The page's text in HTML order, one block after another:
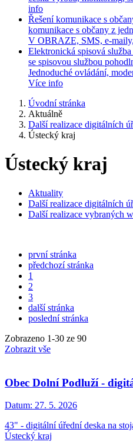
info
Řešení komunikace s
komunikace s občany z
V OBRAZE, SMS, e-
Elektronická spisová
se spisovou službou
Jednoduché ovládání,
Více info
Úvodní stránka
Aktuálně
Další realizace digitálních
Ústecký kraj
Ústecký kraj
Aktuality
Další realizace digitálních
Další realizace vybraných
první stránka
předchozí stránka
1
2
3
další stránka
poslední stránka
Zobrazeno 1-30 ze 90
Zobrazit vše
Obec Dolní Podluží -
Datum: 27. 5. 2026
43" - digitální úřední deska na
Ústecký kraj